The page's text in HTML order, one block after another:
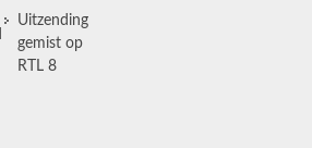
Uitzending
gemist op
RTL 8